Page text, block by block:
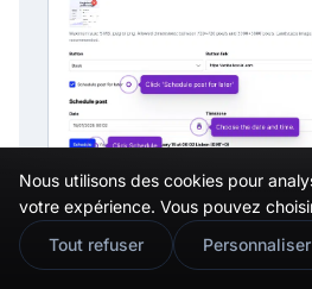
Nous utilisons des cookies pour
votre expérience. Vous pouvez
Tout refuser
Personnaliser
🇬🇧Would you prefer this site
View in English